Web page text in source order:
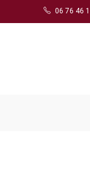
to
06 76 46